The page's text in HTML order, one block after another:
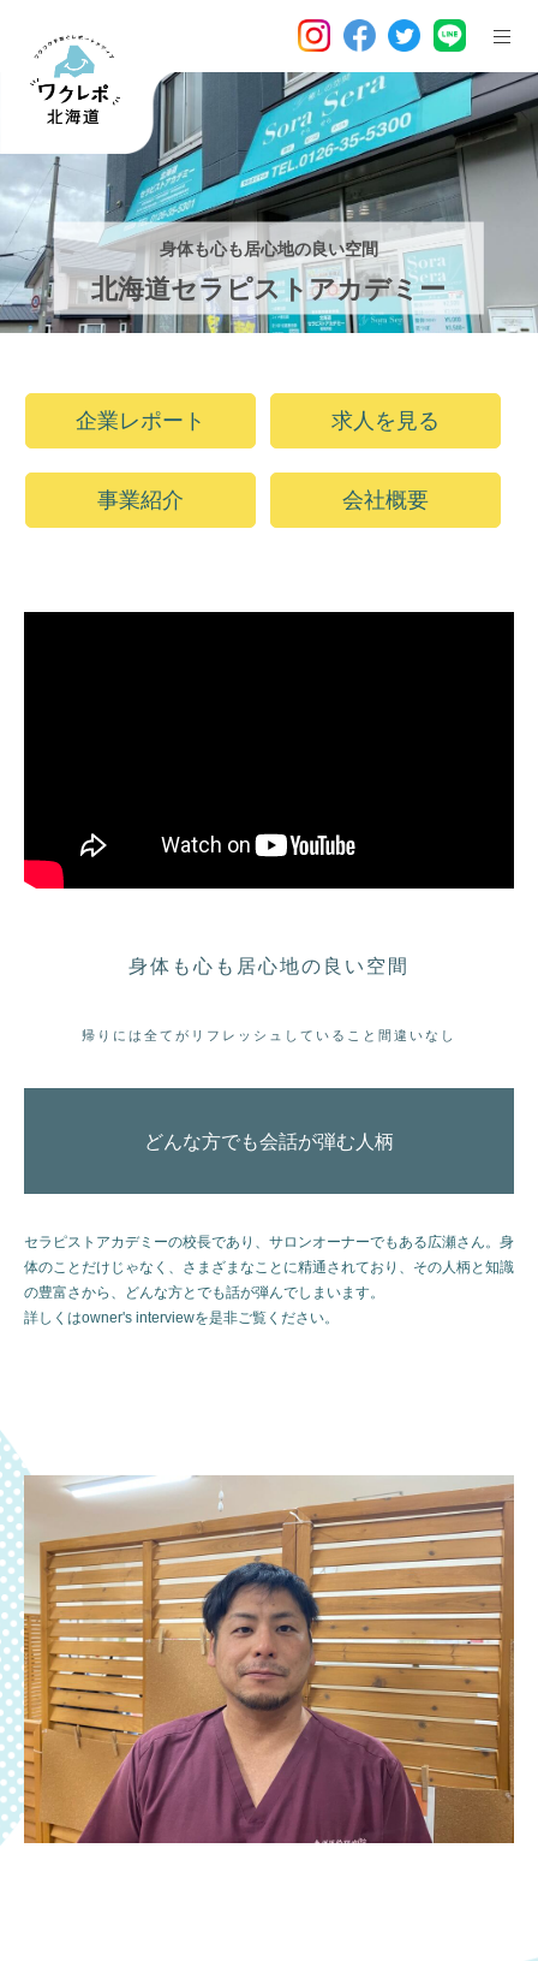
身体も心も居心地の良い空間
北海道セラピストアカデミー
企業レポート 求人を見る
事業紹介 会社概要
身体も心も居心地の良い空間
帰りには全てがリフレッシュしていること間違いなし
どんな方でも会話が弾む人柄
セラピストアカデミーの校長であり、サロンオーナーでもある広瀬さん。身
体のことだけじゃなく、さまざまなことに精通されており、その人柄と知識
の豊富さから、どんな方とでも話が弾んでしまいます。
詳しくはowner's interviewを是非ご覧ください。